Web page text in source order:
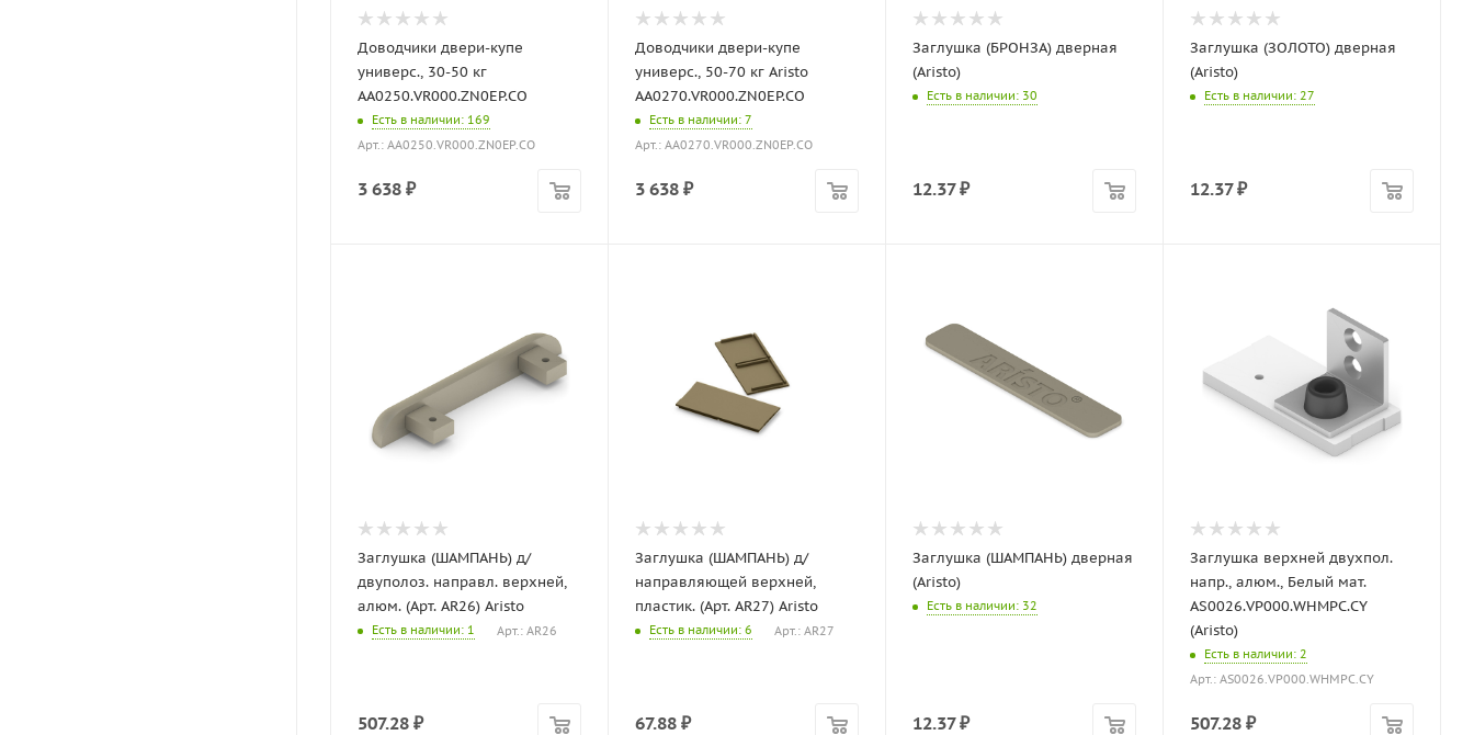
Доводчики двери-купе
универс., 30-50 кг
AA0250.VR000.ZN0EP.CO
Есть в наличии: 169
Арт.: AA0250.VR000.ZN0EP.CO
3 638 ₽
Доводчики двери-купе
универс., 50-70 кг Aristo
AA0270.VR000.ZN0EP.CO
Есть в наличии: 7
Арт.: AA0270.VR000.ZN0EP.CO
3 638 ₽
Заглушка (БРОНЗА) дверная
(Aristo)
Есть в наличии: 30
12.37₽
Заглушка (ЗОЛОТО) дверная
(Aristo)
Есть в наличии: 27
12.37₽
Заглушка (ШАМПАНЬ) д/
двуполоз. направл. верхней,
алюм. (Арт. AR26) Aristo
Есть в наличии: 1 Арт.: AR26
507.28 ₽
Заглушка (ШАМПАНЬ) д/
направляющей верхней,
пластик. (Арт. AR27) Aristo
Есть в наличии: 6 Арт.: AR27
67.88 ₽
Заглушка (ШАМПАНЬ) дверная
(Aristo)
Есть в наличии: 32
12.37₽
Заглушка верхней двухпол.
напр., алюм., Белый мат.
AS0026.VP000.WHMPC.CY
(Aristo)
Есть в наличии: 2
Арт.: AS0026.VP000.WHMPC.CY
507.28 ₽